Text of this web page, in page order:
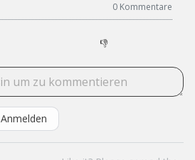
0 Kommentare
👎
Anmelden